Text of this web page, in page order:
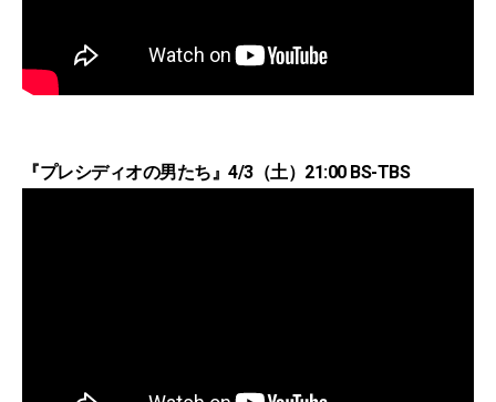
『プレシディオの男たち』4/3（土）21:00 BS-TBS